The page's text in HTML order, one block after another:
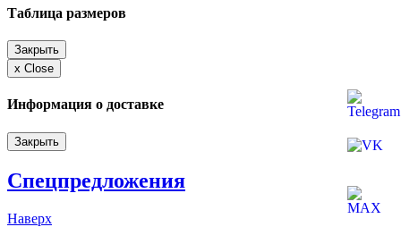
Таблица размеров
Закрыть
x Close
Информация о доставке
Закрыть
Спецпредложения
Наверх